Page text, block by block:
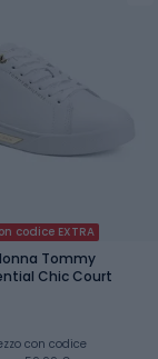
codice EXTRA
Tommy
Chic Court
con codice